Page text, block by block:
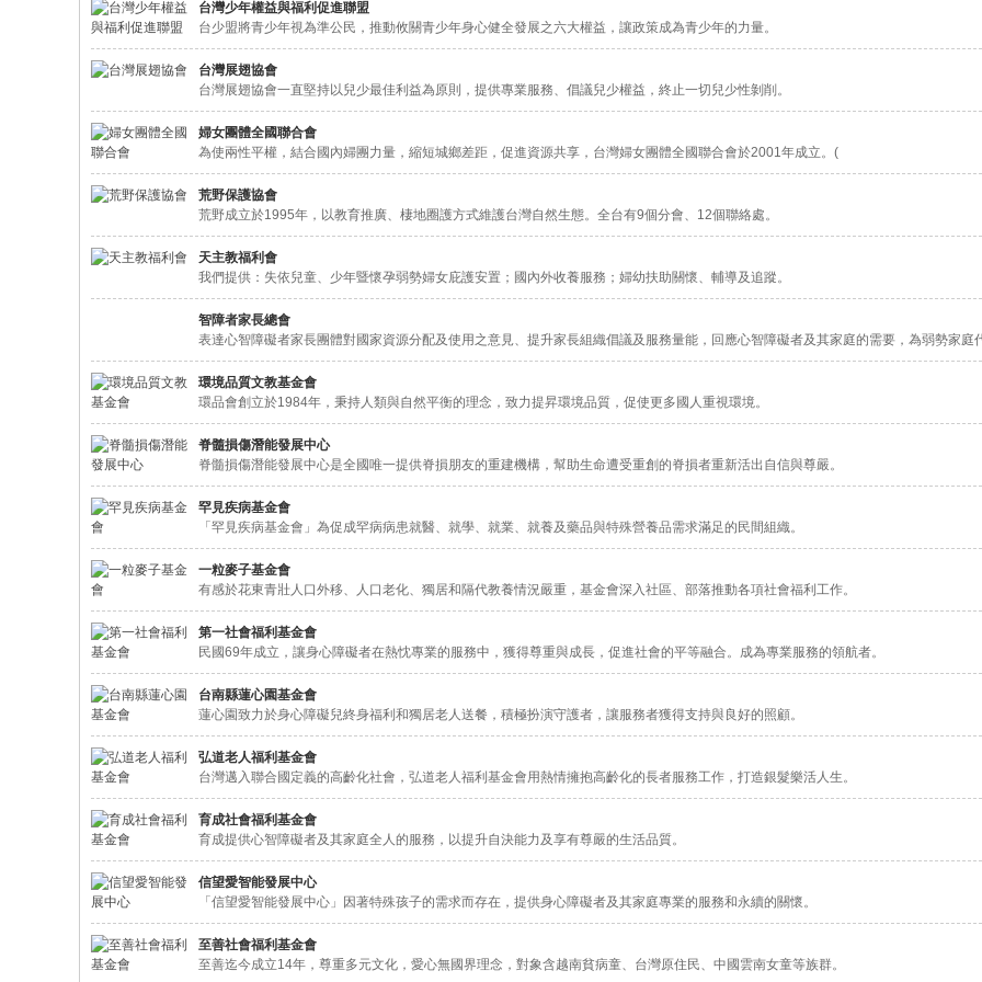
台灣少年權益與福利促進聯盟
台少盟將青少年視為準公民，推動攸關青少年身心健全發展之六大權益，讓政策成為青少年的力量。
台灣展翅協會
台灣展翅協會一直堅持以兒少最佳利益為原則，提供專業服務、倡議兒少權益，終止一切兒少性剝削。
婦女團體全國聯合會
為使兩性平權，結合國內婦團力量，縮短城鄉差距，促進資源共享，台灣婦女團體全國聯合會於2001年成立。(
荒野保護協會
荒野成立於1995年，以教育推廣、棲地圈護方式維護台灣自然生態。全台有9個分會、12個聯絡處。
天主教福利會
我們提供：失依兒童、少年暨懷孕弱勢婦女庇護安置；國內外收養服務；婦幼扶助關懷、輔導及追蹤。
智障者家長總會
表達心智障礙者家長團體對國家資源分配及使用之意見、提升家長組織倡議及服務量能，回應心智障礙者及其家庭的需要，為弱勢家庭
環境品質文教基金會
環品會創立於1984年，秉持人類與自然平衡的理念，致力提昇環境品質，促使更多國人重視環境。
脊髓損傷潛能發展中心
脊髓損傷潛能發展中心是全國唯一提供脊損朋友的重建機構，幫助生命遭受重創的脊損者重新活出自信與尊嚴。
罕見疾病基金會
「罕見疾病基金會」為促成罕病病患就醫、就學、就業、就養及藥品與特殊營養品需求滿足的民間組織。
一粒麥子基金會
有感於花東青壯人口外移、人口老化、獨居和隔代教養情況嚴重，基金會深入社區、部落推動各項社會福利工作。
第一社會福利基金會
民國69年成立，讓身心障礙者在熱忱專業的服務中，獲得尊重與成長，促進社會的平等融合。成為專業服務的領航者。
台南縣蓮心園基金會
蓮心園致力於身心障礙兒終身福利和獨居老人送餐，積極扮演守護者，讓服務者獲得支持與良好的照顧。
弘道老人福利基金會
台灣邁入聯合國定義的高齡化社會，弘道老人福利基金會用熱情擁抱高齡化的長者服務工作，打造銀髮樂活人生。
育成社會福利基金會
育成提供心智障礙者及其家庭全人的服務，以提升自決能力及享有尊嚴的生活品質。
信望愛智能發展中心
「信望愛智能發展中心」因著特殊孩子的需求而存在，提供身心障礙者及其家庭專業的服務和永續的關懷。
至善社會福利基金會
至善迄今成立14年，尊重多元文化，愛心無國界理念，對象含越南貧病童、台灣原住民、中國雲南女童等族群。